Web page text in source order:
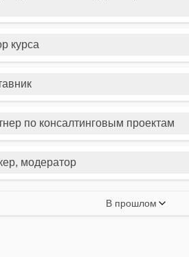
курса
по консалтинговым проектам
модератор
В прошлом